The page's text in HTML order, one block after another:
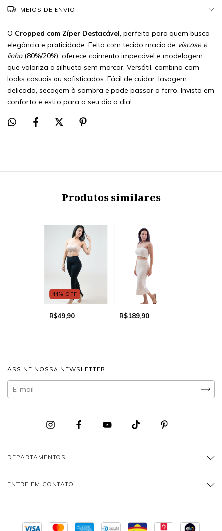
MEIOS DE ENVIO
O Cropped com Zíper Destacável, perfeito para quem busca
elegância e praticidade. Feito com tecido macio de viscose e
linho(80%/20%), oferece caimento impecável e modelagem
que valoriza a silhueta sem marcar. Versátil, combina com
looks casuais ou sofisticados. Fácil de cuidar: lavagem
delicada, secagem à sombra e pode passar a ferro. Invista em
conforto e estilo para o seu dia a dia!
Produtos similares
44% OFF
R$49,90 R$189,90
ASSINE NOSSA NEWSLETTER
DEPARTAMENTOS
ENTRE EM CONTATO